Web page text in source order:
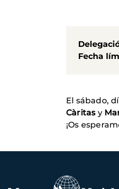
Fecha
El sábado,
Càritasy
¡Os